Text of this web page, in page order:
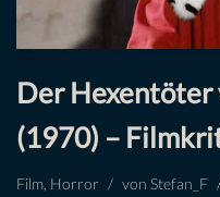
Der Hexentöter
(1970) –
Film Horror von Stefan_F